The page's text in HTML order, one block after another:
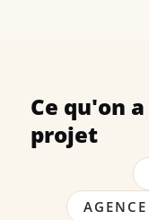
Ce qu'on
projet